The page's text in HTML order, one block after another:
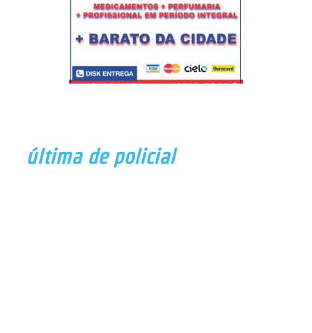
última de policial